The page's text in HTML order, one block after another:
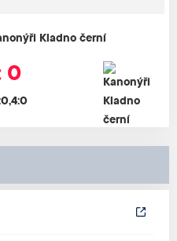
Kladno černí
0